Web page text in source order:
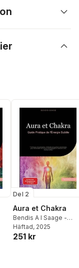
Del 2
Aura et Chakra
Bendis A I Saage -
Français
Häftad, 2025
251 kr